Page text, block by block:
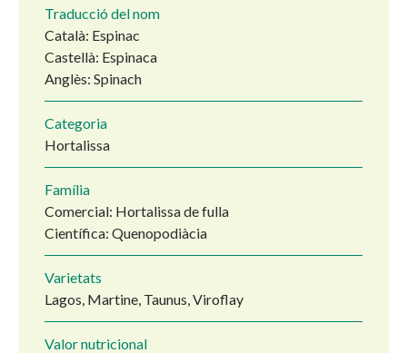
Traducció del nom
Català: Espinac
Castellà: Espinaca
Anglès: Spinach
Categoria
Hortalissa
Família
Comercial: Hortalissa de fulla
Científica: Quenopodiàcia
Varietats
Lagos, Martine, Taunus, Viroflay
Valor nutricional